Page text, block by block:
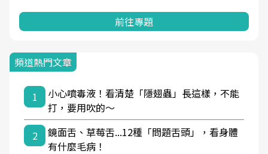
前往專題
頻道熱門文章
1
小心噴毒液！看清楚「隱翅蟲」長這樣，不能
打，要用吹的～
2
鏡面舌、草莓舌...12種「問題舌頭」，看身體
有什麼毛病！